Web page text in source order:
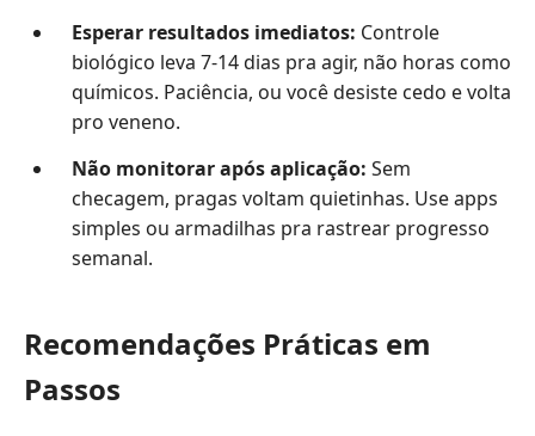
Esperar resultados imediatos: Controle
biológico leva 7-14 dias pra agir, não horas como
químicos. Paciência, ou você desiste cedo e volta
pro veneno.
Não monitorar após aplicação: Sem
checagem, pragas voltam quietinhas. Use apps
simples ou armadilhas pra rastrear progresso
semanal.
Recomendações Práticas em
Passos